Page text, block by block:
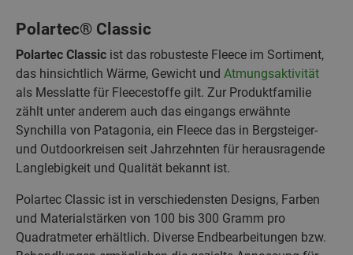
Polartec® Classic
Polartec Classic ist das robusteste Fleece im Sortiment,
das hinsichtlich Wärme, Gewicht und Atmungsaktivität
als Messlatte für Fleecestoffe gilt. Zur Produktfamilie
zählt unter anderem auch das eingangs erwähnte
Synchilla von Patagonia, ein Fleece das in Bergsteiger-
und Outdoorkreisen seit Jahrzehnten für herausragende
Langlebigkeit und Qualität bekannt ist.
Polartec Classic ist in verschiedensten Designs, Farben
und Materialstärken von 100 bis 300 Gramm pro
Quadratmeter erhältlich. Diverse Endbearbeitungen bzw.